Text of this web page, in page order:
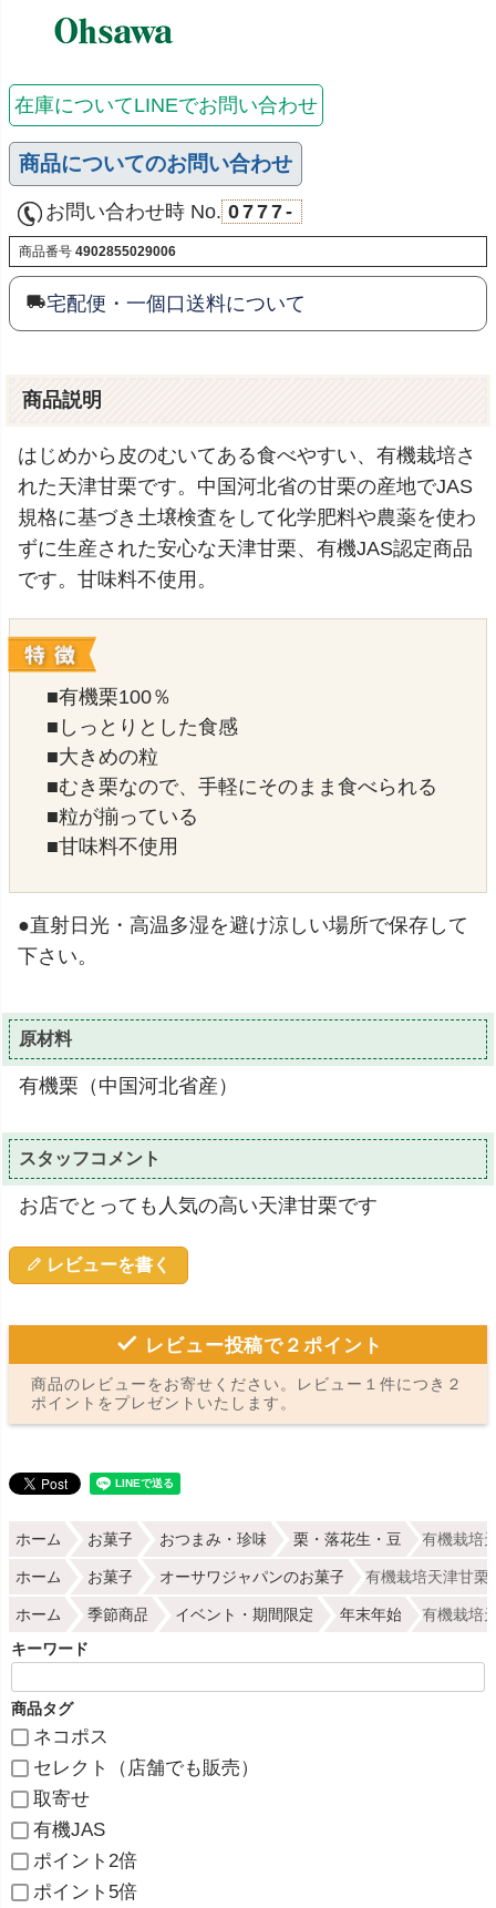
在庫についてLINEでお問い合わせ
商品についてのお問い合わせ
お問い合わせ時 No. 0777-
商品番号 4902855029006
宅配便・一個口送料について
商品説明
はじめから皮のむいてある食べやすい、有機栽培さ
れた天津甘栗です。中国河北省の甘栗の産地でJAS
規格に基づき土壌検査をして化学肥料や農薬を使わ
ずに生産された安心な天津甘栗、有機JAS認定商品
です。甘味料不使用。
■有機栗100％
■しっとりとした食感
■大きめの粒
■むき栗なので、手軽にそのまま食べられる
■粒が揃っている
■甘味料不使用
●直射日光・高温多湿を避け涼しい場所で保存して
下さい。
原材料
有機栗（中国河北省産）
スタッフコメント
お店でとっても人気の高い天津甘栗です
レビューを書く
レビュー投稿で２ポイント
商品のレビューをお寄せください。レビュー１件につき２
ポイントをプレゼントいたします。
ホーム お菓子 おつまみ・珍味 栗・落花生・豆 有機栽培
ホーム お菓子 オーサワジャパンのお菓子 有機栽培天津甘栗
ホーム 季節商品 イベント・期間限定 年末年始 有機栽培
キーワード
商品タグ
ネコポス
セレクト（店舗でも販売）
取寄せ
有機JAS
ポイント2倍
ポイント5倍